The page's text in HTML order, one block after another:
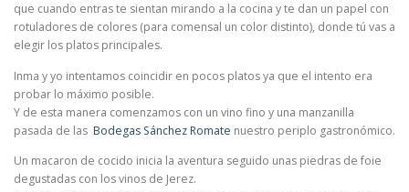
que cuando entras te sientan mirando a la cocina y te dan un papel con
rotuladores de colores (para comensal un color distinto), donde tú vas a
elegir los platos principales.
Inma y yo intentamos coincidir en pocos platos ya que el intento era
probar lo máximo posible.
Y de esta manera comenzamos con un vino fino y una manzanilla
pasada de las Bodegas Sánchez Romate nuestro periplo gastronómico.
Un macaron de cocido inicia la aventura seguido unas piedras de foie
degustadas con los vinos de Jerez.